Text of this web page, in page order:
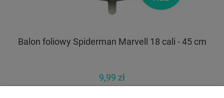
Balon foliowy Spiderman Marvell 18 cali - 45 cm
9,99 zł